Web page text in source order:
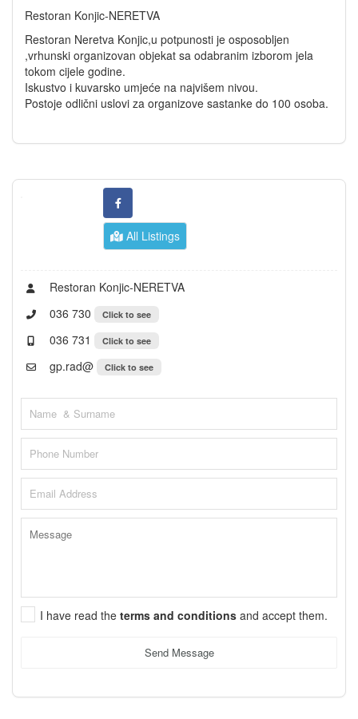
Restoran Konjic-NERETVA
Restoran Neretva Konjic,u potpunosti je osposobljen
,vrhunski organizovan objekat sa odabranim izborom jela
tokom cijele godine.
Iskustvo i kuvarsko umjeće na najvišem nivou.
Postoje odlični uslovi za organizove sastanke do 100 osoba.
All Listings
Restoran Konjic-NERETVA
036 730
Click to see
036 731 Click to see
gp.rad@ Click to see
I have read the terms and conditions and accept them.
Send Message